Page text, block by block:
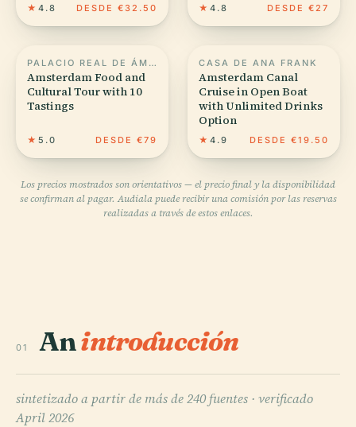
★ 4.8 DESDE €32.50 ★ 4.8 DESDE €27
PALACIO REAL DE ÁMSTERDAM
Amsterdam Food and
Cultural Tour with 10
Tastings
★ 5.0 DESDE €79
CASA DE ANA FRANK
Amsterdam Canal
Cruise in Open Boat
with Unlimited Drinks
Option
★ 4.9 DESDE €19.50
Los precios mostrados son orientativos — el precio final y la disponibilidad
se confirman al pagar. Audiala puede recibir una comisión por las reservas
realizadas a través de estos enlaces.
01 Anintroducción
sintetizado a partir de más de 240 fuentes · verificado
April 2026